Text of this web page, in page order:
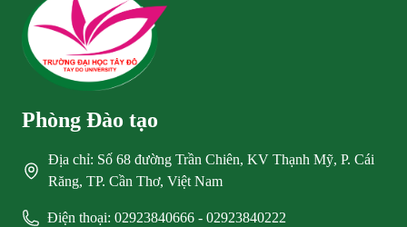
Phòng Đào tạo
Địa chỉ: Số 68 đường Trần Chiên, KV Thạnh Mỹ, P. Cái
Răng, TP. Cần Thơ, Việt Nam
Điện thoại: 02923840666 - 02923840222